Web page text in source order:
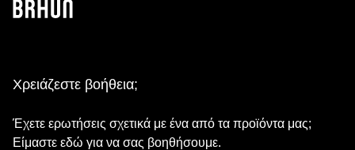
Χρειάζεστε βοήθεια;
Έχετε ερωτήσεις σχετικά με ένα από τα προϊόντα μας;
Είμαστε εδώ για να σας βοηθήσουμε.